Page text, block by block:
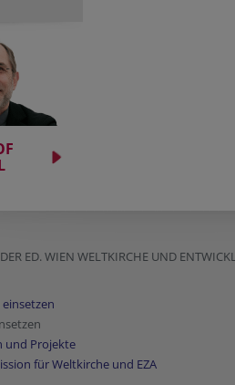
ED. WIEN WELTKIRCHE UND
und Projekte
für Weltkirche und EZA